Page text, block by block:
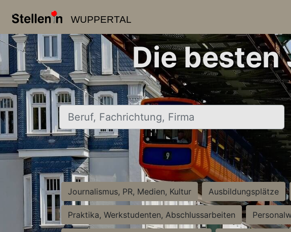
WUPPERTAL
Die
Beruf, Fachrichtung, Firma
Journalismus, PR, Medien, Kultur Ausbildungsplätze
Praktika, Werkstudenten, Abschlussarbeiten